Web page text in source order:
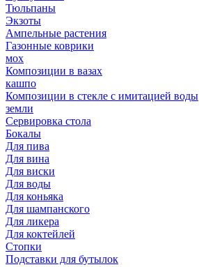
Тюльпаны
Экзоты
Ампельные растения
Газонные коврики
мох
Композиции в вазах
кашпо
Композиции в стекле с имитацией воды
земли
Сервировка стола
Бокалы
Для пива
Для вина
Для виски
Для воды
Для коньяка
Для шампанского
Для ликера
Для коктейлей
Стопки
Подставки для бутылок